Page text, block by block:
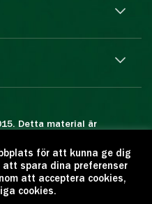
Detta material är
är förbjuden.
ange källan:
Ansvarig utgivare:
för att kunna ge dig
att spara dina preferenser
att acceptera cookies,
cookies.